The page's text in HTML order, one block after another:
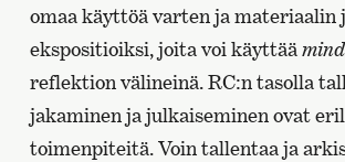
omaa käyttöä varten ja materiaalin
ekspositioiksi, joita voi käyttää
reflektion välineinä. RC:n tasolla
jakaminen ja julkaiseminen ovat
toimenpiteitä. Voin tallentaa ja